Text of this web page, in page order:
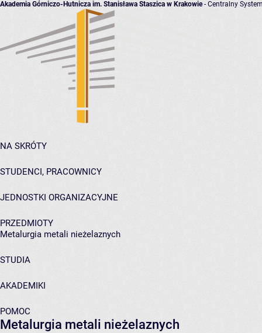
Akademia Górniczo-Hutnicza im. Stanisława Staszica w Krakowie- Centralny
NA SKRÓTY
STUDENCI, PRACOWNICY
JEDNOSTKI ORGANIZACYJNE
PRZEDMIOTY
Metalurgia metali nieżelaznych
STUDIA
AKADEMIKI
POMOC
Metalurgia metali nieżelaznych